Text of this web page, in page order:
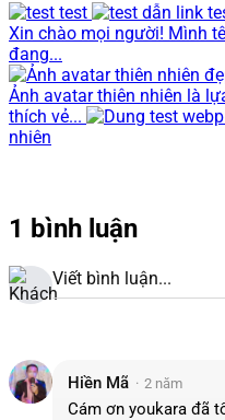
test
Xin chào mọi người! Mình
đang...
Ảnh avatar thiên nhiên là
thích vẻ...
nhiên
1 bình luận
Viết bình luận...
Hiền Mã 2 năm
Cám ơn youkara đã